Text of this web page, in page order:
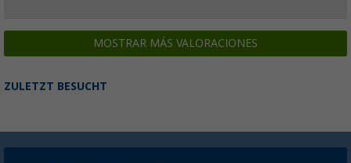
MOSTRAR MÁS VALORACIONES
ZULETZT BESUCHT